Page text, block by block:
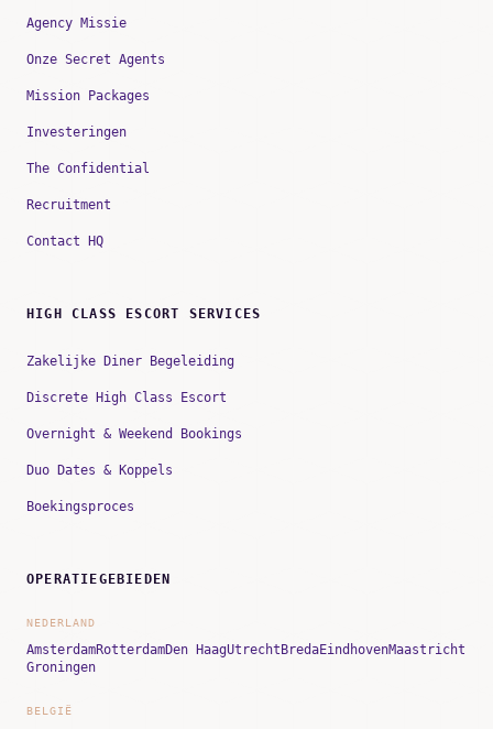
Agency Missie
Onze Secret Agents
Mission Packages
Investeringen
The Confidential
Recruitment
Contact HQ
HIGH CLASS ESCORT SERVICES
Zakelijke Diner Begeleiding
Discrete High Class Escort
Overnight & Weekend Bookings
Duo Dates & Koppels
Boekingsproces
OPERATIEGEBIEDEN
NEDERLAND
AmsterdamRotterdamDen HaagUtrecht BredaEindhovenMaastricht
Groningen
BELGIË